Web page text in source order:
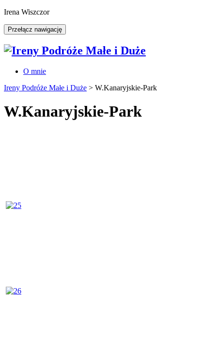
Irena Wiszczor
Przełącz nawigację
O mnie
Ireny Podróże Małe i Duże > W.Kanaryjskie-Park
W.Kanaryjskie-Park